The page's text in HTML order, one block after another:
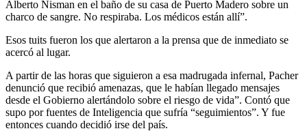
Alberto Nisman en el baño de su casa de Puerto Madero sobre un
charco de sangre. No respiraba. Los médicos están allí”.
Esos tuits fueron los que alertaron a la prensa que de inmediato se
acercó al lugar.
A partir de las horas que siguieron a esa madrugada infernal, Pacher
denunció que recibió amenazas, que le habían llegado mensajes
desde el Gobierno alertándolo sobre el riesgo de vida”. Contó que
supo por fuentes de Inteligencia que sufría “seguimientos”. Y fue
entonces cuando decidió irse del país.